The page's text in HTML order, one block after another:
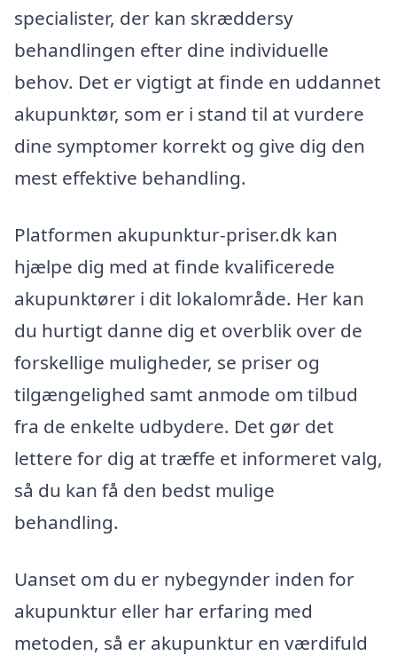
specialister, der kan skræddersy
behandlingen efter dine individuelle
behov. Det er vigtigt at finde en uddannet
akupunktør, som er i stand til at vurdere
dine symptomer korrekt og give dig den
mest effektive behandling.
Platformen akupunktur-priser.dk kan
hjælpe dig med at finde kvalificerede
akupunktører i dit lokalområde. Her kan
du hurtigt danne dig et overblik over de
forskellige muligheder, se priser og
tilgængelighed samt anmode om tilbud
fra de enkelte udbydere. Det gør det
lettere for dig at træffe et informeret valg,
så du kan få den bedst mulige
behandling.
Uanset om du er nybegynder inden for
akupunktur eller har erfaring med
metoden, så er akupunktur en værdifuld